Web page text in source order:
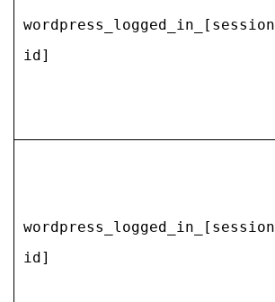
wordpress_logged_in_[session
id]
wordpress_logged_in_[session
id]